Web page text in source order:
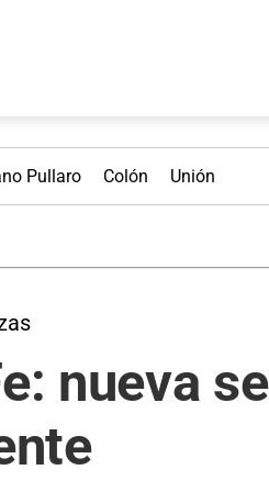
Pullaro Colón Unión
nueva